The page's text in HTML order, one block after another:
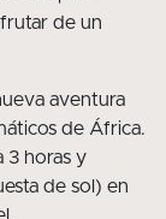
de un
aventura
de África.
3 horas y
de sol) en